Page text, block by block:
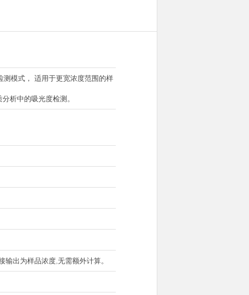
模式， 适用于更宽浓度范围的样
析中的吸光度检测。
出为样品浓度,无需额外计算。